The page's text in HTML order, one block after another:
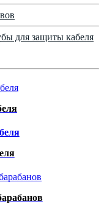
для защиты кабеля